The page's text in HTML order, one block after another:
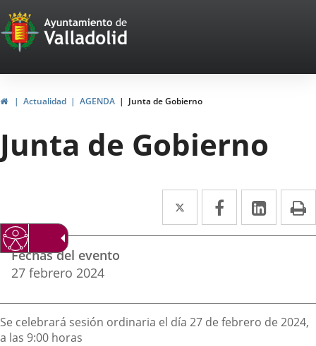
Portal
Web
del
Ayuntamiento
de
Valladolid
InicioActualidad AGENDA Junta de Gobierno
Junta de Gobierno
Twitter
Enlace
a
externa.
Facebook
Enlace
a
externa.
Enlace
a
Datos
del
evento
Fechas del evento
27 febrero 2024
Descripción
Se celebrará sesión ordinaria el día 27 de febrero de 2024,
a las 9:00 horas